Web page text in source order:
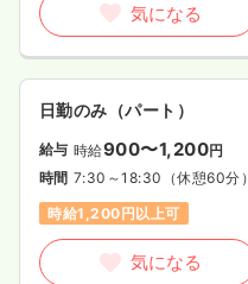
気になる
日勤のみ（パート）
給与 時給900〜1,200円
時間 7:30～18:30 （休憩60分）
時給1,200円以上可
気になる